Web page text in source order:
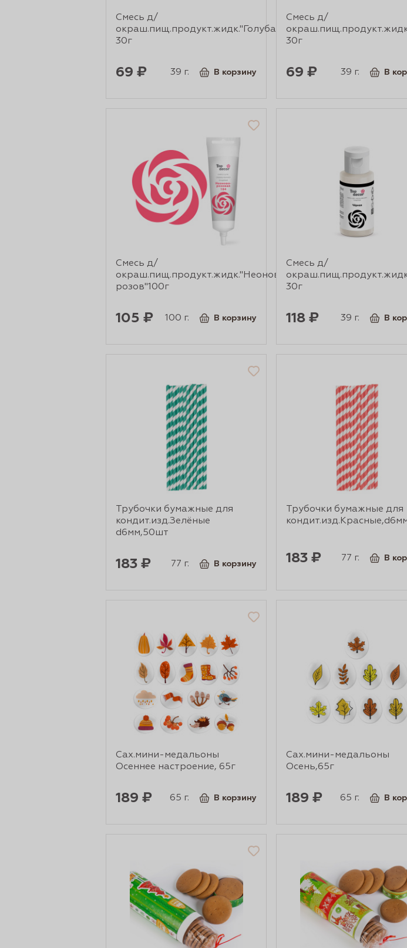
Смесь д/
окраш.пищ.продукт.жидк."Голубая"
30г
69 ₽ 39 г. В корзину
Смесь д/
30г
69 ₽ 39 г. В
Смесь д/
окраш.пищ.продукт.жидк."Неоново-
розов"100г
105 ₽ 100 г. В корзину
Смесь д/
30г
118 ₽ 39 г. В
Трубочки бумажные для
кондит.изд.Зелёные
d6мм,50шт
183 ₽ 77 г. В корзину
Трубочки бумажные для
183 ₽ 77 г. В
Сах.мини-медальоны
Осеннее настроение, 65г
189 ₽ 65 г. В корзину
Сах.мини-медальоны
Осень,65г
189 ₽ 65 г. В